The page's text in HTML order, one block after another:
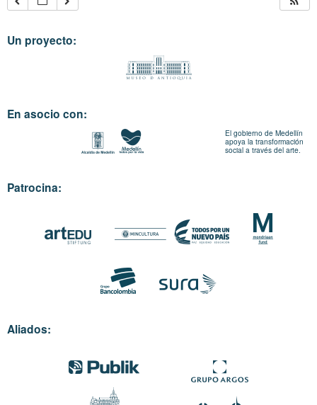
Un proyecto:
En asocio con:
El gobierno de Medellín
apoya la transformación
social a través del arte.
Patrocina:
Aliados: